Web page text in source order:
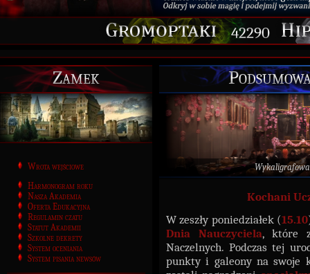
42290
Zamek
Wrota wejściowe
Harmonogram roku
Nasza Akademia
Oferta Edukacyjna
Regulamin czatu
Statut Akademii
Szkolne dekrety
System oceniania
System pisania newsów
Kochani
W zeszły poniedziałek (15.10
Dnia Nauczyciela, które
Naczelnych. Podczas tej
punkty i galeony na swoje